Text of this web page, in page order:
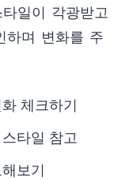
일이 각광받고
하며 변화를 주
체크하기
타일 참고
보기